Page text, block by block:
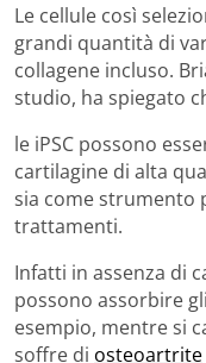
Le cellule così
grandi quantità di
collagene incluso.
studio, ha spiegato
le iPSC possono
cartilagine di alta
sia come strumento
trattamenti.
Infatti in assenza di
possono assorbire
esempio, mentre si
soffre di osteoartrite